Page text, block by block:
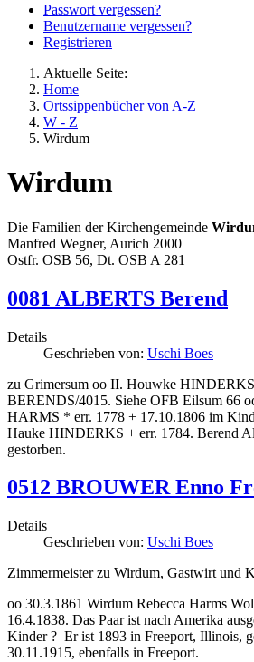
Passwort vergessen?
Benutzername vergessen?
Registrieren
Aktuelle Seite:
Home
Ortssippenbücher von A-Z
W - Z
Wirdum
Wirdum
Die Familien der Kirchengemeinde
Manfred Wegner, Aurich 2000
Ostfr. OSB 56, Dt. OSB A 281
0081 ALBERTS Berend
Details
Geschrieben von: Uschi Boes
zu Grimersum oo II. Houwke
BERENDS/4015. Siehe OFB Eilsum 66
HARMS * err. 1778 + 17.10.1806 im
Hauke HINDERKS + err. 1784. Berend
gestorben.
0512 BROUWER Enno
Details
Geschrieben von: Uschi Boes
Zimmermeister zu Wirdum, Gastwirt und
oo 30.3.1861 Wirdum Rebecca Harms
16.4.1838. Das Paar ist nach Amerika
Kinder ? Er ist 1893 in Freeport, Illinois,
30.11.1915, ebenfalls in Freeport.